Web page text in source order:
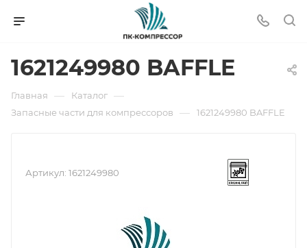
1621249980 BAFFLE
Главная — Каталог —
Запасные части для компрессоров — 1621249980 BAFFLE
Артикул: 1621249980